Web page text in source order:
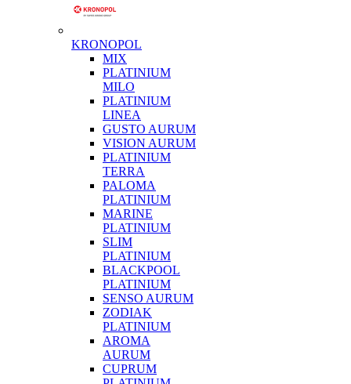
KRONOPOL
MIX
PLATINIUM
MILO
PLATINIUM
LINEA
GUSTO AURUM
VISION AURUM
PLATINIUM
TERRA
PALOMA
PLATINIUM
MARINE
PLATINIUM
SLIM
PLATINIUM
BLACKPOOL
PLATINIUM
SENSO AURUM
ZODIAK
PLATINIUM
AROMA
AURUM
CUPRUM